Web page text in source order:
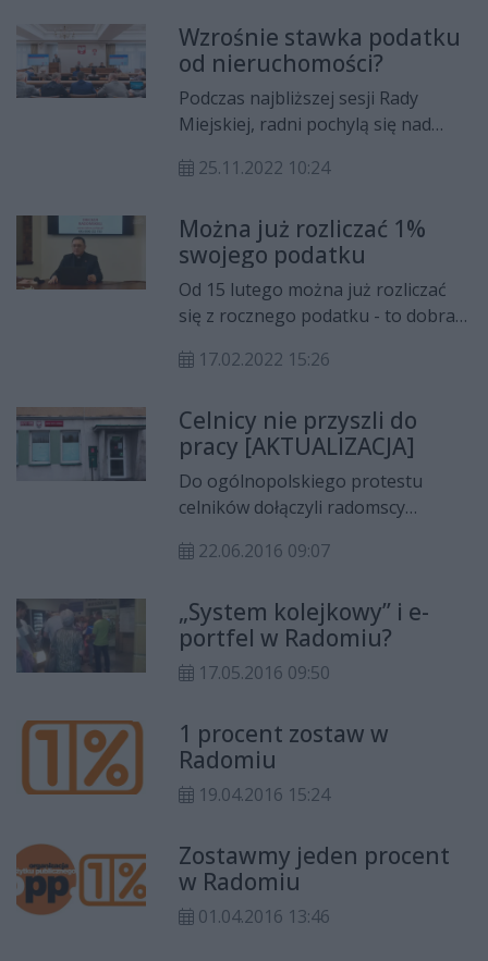
Wzrośnie stawka podatku
od nieruchomości?
Podczas najbliższej sesji Rady
Miejskiej, radni pochylą się nad
podniesienia podatku od
stawki wzrosną od kilkudziesięciu
groszy do nawet kilku złotych.
25.11.2022 10:24
Można już rozliczać 1%
swojego podatku
Od 15 lutego można już rozliczać
się z rocznego podatku - to dobra
przekazać swój jeden procent.
17.02.2022 15:26
Celnicy nie przyszli do
pracy [AKTUALIZACJA]
Do ogólnopolskiego protestu
celników dołączyli radomscy
niewinnie od strajku włoskiego, a
najważniejszych pracowników.
Pracownicy agencji celnej tłumaczą,
że strajk uderza przede wszystkim
22.06.2016 09:07
„System kolejkowy” i e-
portfel w Radomiu?
17.05.2016 09:50
1 procent zostaw w
Radomiu
19.04.2016 15:24
Zostawmy jeden procent
w Radomiu
01.04.2016 13:46